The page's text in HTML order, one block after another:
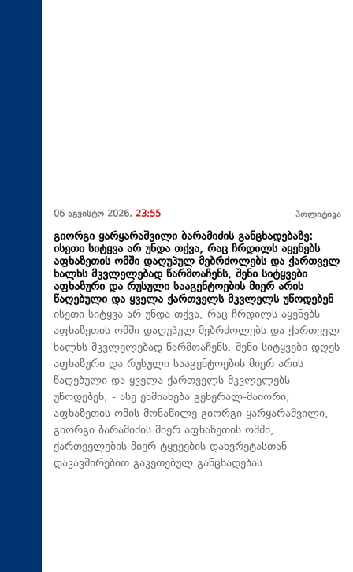
06 აგვისტო 2026, 23:55 პოლიტიკა
გიორგი ყარყარაშვილი ბარამიძის განცხადებაზე:
ისეთი სიტყვა არ უნდა თქვა, რაც ჩრდილს აყენებს
აფხაზეთის ომში დაღუპულ მებრძოლებს და ქართველ
ხალხს მკვლელებად წარმოაჩენს, შენი სიტყვები
აფხაზური და რუსული სააგენტოების მიერ არის
წაღებული და ყველა ქართველს მკვლელს უწოდებენ
ისეთი სიტყვა არ უნდა თქვა, რაც ჩრდილს აყენებს
აფხაზეთის ომში დაღუპულ მებრძოლებს და ქართველ
ხალხს მკვლელებად წარმოაჩენს. შენი სიტყვები დღეს
აფხაზური და რუსული სააგენტოების მიერ არის
წაღებული და ყველა ქართველს მკვლელებს
უწოდებენ, - ასე ეხმიანება გენერალ-მაიორი,
აფხაზეთის ომის მონაწილე გიორგი ყარყარაშვილი,
გიორგი ბარამიძის მიერ აფხაზეთის ომში,
ქართველების მიერ ტყვეების დახვრეტასთან
დაკავშირებით გაკეთებულ განცხადებას.